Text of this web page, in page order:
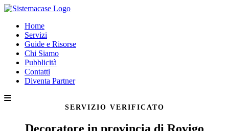
Home
Servizi
Guide e Risorse
Chi Siamo
Pubblicità
Contatti
Diventa Partner
SERVIZIO VERIFICATO